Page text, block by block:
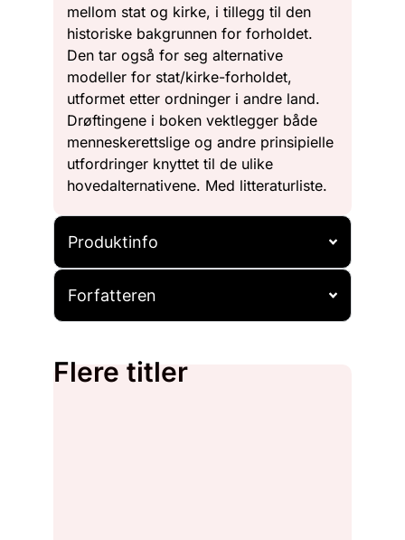
mellom stat og kirke, i tillegg til den
historiske bakgrunnen for forholdet.
Den tar også for seg alternative
modeller for stat/kirke-forholdet,
utformet etter ordninger i andre land.
Drøftingene i boken vektlegger både
menneskerettslige og andre prinsipielle
utfordringer knyttet til de ulike
hovedalternativene. Med litteraturliste.
Produktinfo
Forfatteren
Flere titler